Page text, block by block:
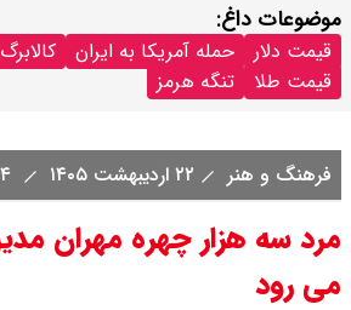
موضوعات داغ:
قیمت دلار حمله آمریکا به ایران
قیمت طلا
تنگه هرمز
فرهنگ و هنر ۲۲ اردیبهشت ۱۴۰۵
مرد سه هزار چهره مهران
می رود